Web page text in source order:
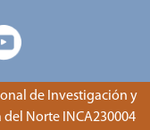
de Investigación y
Norte INCA230004